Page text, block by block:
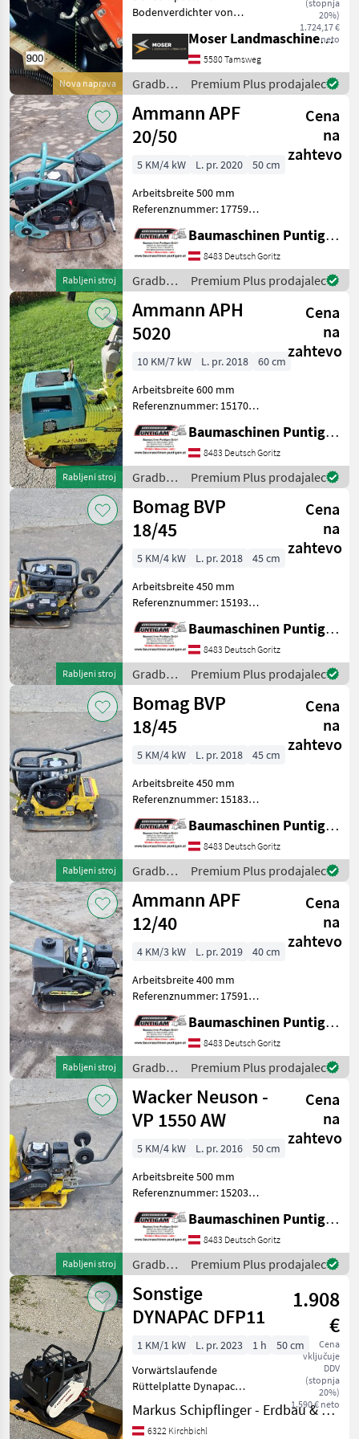
Nova naprava
(stopnja
20%)
1.724,17 €
neto
Bodenverdichter von
leistungsstarke
Rüttelplatte für Bagger von
4 bis 10 t. Einfach zu
montieren und leicht zu
bedienen – ideal f
Moser Landmaschinenhandel
5580 Tamsweg
Gradbeni
stroji /
Sonstige
Premium Plus prodajalec
Rabljeni stroj
Ammann APF
20/50
Cena
na
zahtevo
5 KM/4 kW L. pr. 2020
50 cm
Arbeitsbreite 500 mm
Referenznummer: 17759
GmbH Unser Spezialgebiet:
Ankauf - Verkauf -
Vermietung von
Baumaschinen Besuchen
Sie unsere Bau
Baumaschinen Puntigam GmbH
8483 Deutsch Goritz
Gradbeni
stroji /
Ammann
Premium Plus prodajalec
Rabljeni stroj
Ammann APH
5020
Cena
na
zahtevo
10 KM/7 kW L. pr. 2018
60 cm
Arbeitsbreite 600 mm
Referenznummer: 15170
GmbH Unser Spezialgebiet:
Ankauf - Verkauf -
Vermietung von
Baumaschinen Besuchen
Sie unsere Bau
Baumaschinen Puntigam GmbH
8483 Deutsch Goritz
Gradbeni
stroji /
Ammann
Premium Plus prodajalec
Rabljeni stroj
Bomag BVP
18/45
Cena
na
zahtevo
5 KM/4 kW L. pr. 2018
45 cm
Arbeitsbreite 450 mm
Referenznummer: 15193
GmbH Unser Spezialgebiet:
Ankauf - Verkauf -
Vermietung von
Baumaschinen Besuchen
Sie unsere Bau
Baumaschinen Puntigam GmbH
8483 Deutsch Goritz
Gradbeni
stroji /
Bomag
Premium Plus prodajalec
Rabljeni stroj
Bomag BVP
18/45
Cena
na
zahtevo
5 KM/4 kW L. pr. 2018
45 cm
Arbeitsbreite 450 mm
Referenznummer: 15183
GmbH Unser Spezialgebiet:
Ankauf - Verkauf -
Vermietung von
Baumaschinen Besuchen
Sie unsere Bau
Baumaschinen Puntigam GmbH
8483 Deutsch Goritz
Gradbeni
stroji /
Bomag
Premium Plus prodajalec
Rabljeni stroj
Ammann APF
12/40
Cena
na
zahtevo
4 KM/3 kW L. pr. 2019
40 cm
Arbeitsbreite 400 mm
Referenznummer: 17591
GmbH Unser Spezialgebiet:
Ankauf - Verkauf -
Vermietung von
Baumaschinen Besuchen
Sie unsere Bau
Baumaschinen Puntigam GmbH
8483 Deutsch Goritz
Gradbeni
stroji /
Ammann
Premium Plus prodajalec
Rabljeni stroj
Wacker Neuson -
VP 1550 AW
Cena
na
zahtevo
5 KM/4 kW L. pr. 2016
50 cm
Arbeitsbreite 500 mm
Referenznummer: 15203
GmbH Unser Spezialgebiet:
Ankauf - Verkauf -
Vermietung von
Baumaschinen Besuchen
Sie unsere Bau
Baumaschinen Puntigam GmbH
8483 Deutsch Goritz
Gradbeni
stroji /
Wacker
Neuson
Premium Plus prodajalec
Sonstige
DYNAPAC DFP11
1.908
€
Cena
vključuje
DDV
(stopnja
20%)
1.590 € neto
1 KM/1 kW L. pr. 2023 1 h
50 cm
Vorwärtslaufende
Rüttelplatte Dynapac
DFP11 - Wassertank
inkludiert -
Transportrollen-Set und
Markus Schipflinger - Erdbau & Transporte
6322 Kirchbichl